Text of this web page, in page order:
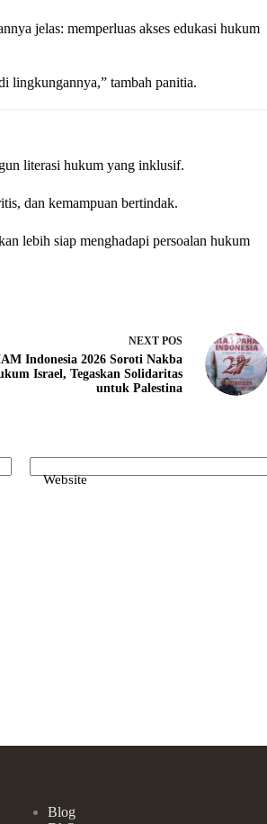
jelas: memperluas akses edukasi hukum
lingkungannya,” tambah panitia.
literasi hukum yang inklusif.
dan kemampuan bertindak.
lebih siap menghadapi persoalan hukum
NEXT POS
Indonesia 2026 Soroti Nakba
Israel, Tegaskan Solidaritas
untuk Palestina
Website
Blog